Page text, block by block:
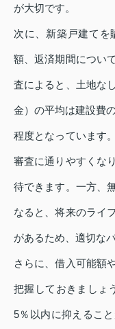
が大切です。
次に、新築戸建てを
額、返済期間につい
査によると、土地な
金）の平均は建設費
程度となっています
審査に通りやすくな
待できます。一方、
なると、将来のライ
があるため、適切な
さらに、借入可能額
把握しておきましょ
5％以内に抑えるこ